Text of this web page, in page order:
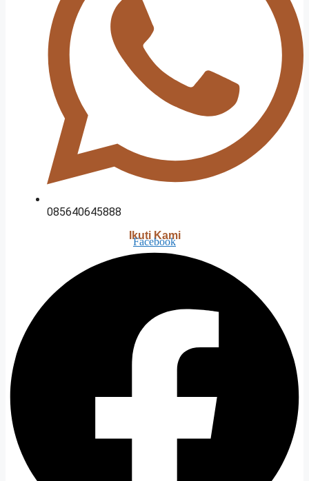
085640645888
Ikuti Kami
Facebook